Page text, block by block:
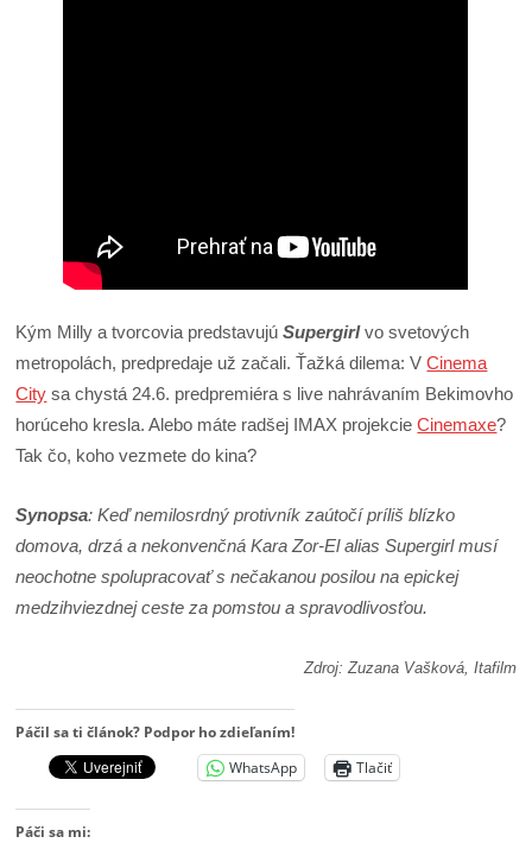
Kým Milly a tvorcovia predstavujúSupergirlvo svetových
metropolách, predpredaje už začali. Ťažká dilema: VCinema
City sa chystá 24.6. predpremiéra s live nahrávaním Bekimovho
horúceho kresla. Alebo máte radšej IMAX projekcieCinemaxe?
Tak čo, koho vezmete do kina?
Synopsa: Keď nemilosrdný protivník zaútočí príliš blízko
domova, drzá a nekonvenčná Kara Zor-El alias Supergirl musí
neochotne spolupracovať s nečakanou posilou na epickej
medzihviezdnej ceste za pomstou a spravodlivosťou.
Zdroj: Zuzana Vašková, Itafilm
Páčil sa ti článok? Podpor ho zdieľaním!
WhatsApp
Tlačiť
Páči sa mi: